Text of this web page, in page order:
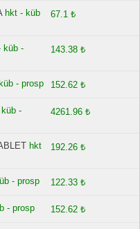
hkt - küb
67.1 ₺
küb -
143.38 ₺
- prosp 152.62 ₺
-
4261.96 ₺
hkt
192.26 ₺
- prosp 122.33 ₺
- prosp 152.62 ₺